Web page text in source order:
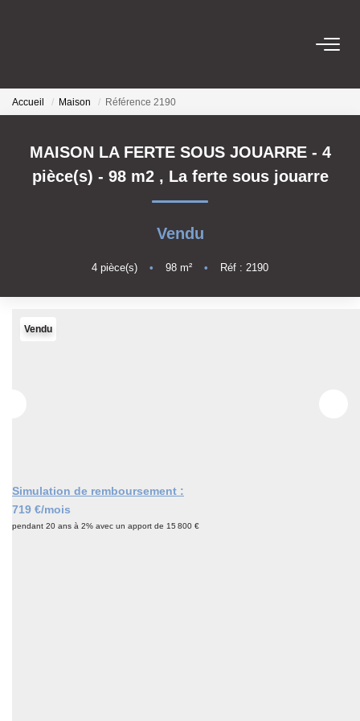
GERER
VENDRE
ESTIMER
Accueil Maison Référence 2190
MAISON LA FERTE SOUS JOUARRE - 4
pièce(s) - 98 m2 , La ferte sous jouarre
Vendu
4 pièce(s) • 98 m² • Réf : 2190
Vendu
Simulation de remboursement :
719 €/mois
pendant 20 ans à 2% avec un apport de 15 800 €